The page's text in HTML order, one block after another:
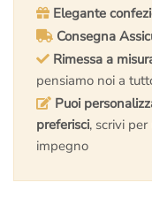
Elegante
Consegna
Rimessa a
pensiamo noi a
Puoi
preferisci, scrivi
impegno